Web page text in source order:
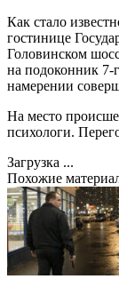
Как стало
гостинице
Головинском
на подоконник 7-
намерении
На место
психологи.
Загрузка ...
Похожие